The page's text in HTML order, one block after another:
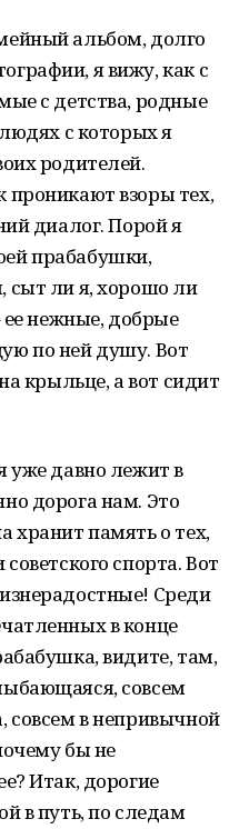
альбом, долго
я вижу, как с
с детства, родные
с которых я
родителей.
проникают взоры тех,
диалог. Порой я
прабабушки,
сыт ли я, хорошо ли
ее нежные, добрые
по ней душу. Вот
крыльце, а вот сидит
уже давно лежит в
дорога нам. Это
хранит память о тех,
спорта. Вот
Среди
в конце
видите, там,
совсем
в непривычной
бы не
Итак, дорогие
в путь, по следам